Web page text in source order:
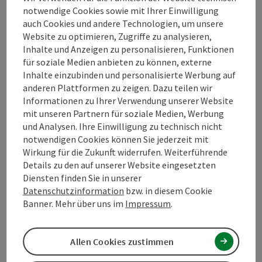
Sonnenschutz
Kontakt
Öffnungszeiten
Anreise/Lage
Eignung
Barrierefreiheit
notwendige Cookies sowie mit Ihrer Einwilligung
auch Cookies und andere Technologien, um unsere
Website zu optimieren, Zugriffe zu analysieren,
Inhalte und Anzeigen zu personalisieren, Funktionen
für soziale Medien anbieten zu können, externe
Inhalte einzubinden und personalisierte Werbung auf
anderen Plattformen zu zeigen. Dazu teilen wir
Informationen zu Ihrer Verwendung unserer Website
mit unseren Partnern für soziale Medien, Werbung
und Analysen. Ihre Einwilligung zu technisch nicht
notwendigen Cookies können Sie jederzeit mit
Wirkung für die Zukunft widerrufen. Weiterführende
Details zu den auf unserer Website eingesetzten
Diensten finden Sie in unserer
Datenschutzinformation bzw. in diesem Cookie
Banner. Mehr über uns im Impressum.
Allen Cookies zustimmen